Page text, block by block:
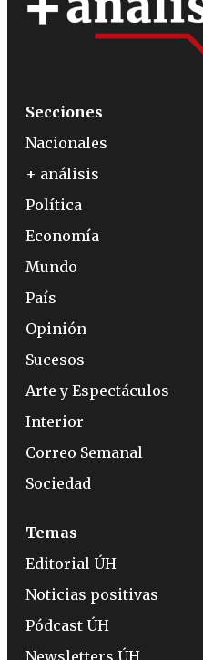
Secciones
Nacionales
+ análisis
Política
Economía
Mundo
País
Opinión
Sucesos
Arte y Espectáculos
Interior
Correo Semanal
Sociedad
Temas
Editorial ÚH
Noticias positivas
Pódcast ÚH
Newsletters ÚH